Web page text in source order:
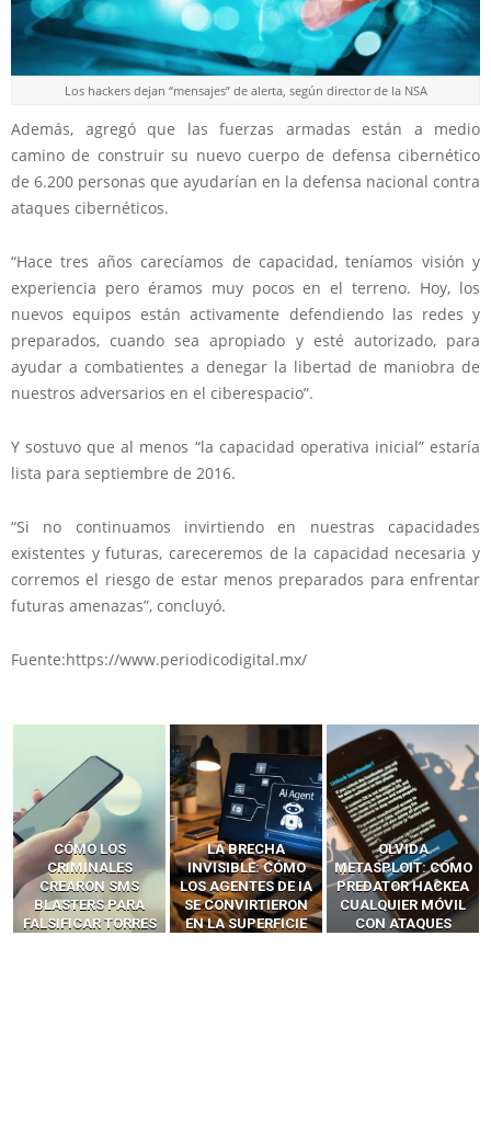
Los hackers dejan “mensajes” de alerta, según director de la NSA
Además, agregó que las fuerzas armadas están a medio
camino de construir su nuevo cuerpo de defensa cibernético
de 6.200 personas que ayudarían en la defensa nacional contra
ataques cibernéticos.
“Hace tres años carecíamos de capacidad, teníamos visión y
experiencia pero éramos muy pocos en el terreno. Hoy, los
nuevos equipos están activamente defendiendo las redes y
preparados, cuando sea apropiado y esté autorizado, para
ayudar a combatientes a denegar la libertad de maniobra de
nuestros adversarios en el ciberespacio”.
Y sostuvo que al menos “la capacidad operativa inicial” estaría
lista para septiembre de 2016.
“Si no continuamos invirtiendo en nuestras capacidades
existentes y futuras, careceremos de la capacidad necesaria y
corremos el riesgo de estar menos preparados para enfrentar
futuras amenazas”, concluyó.
Fuente:https://www.periodicodigital.mx/
LA BRECHA
INVISIBLE: CÓMO
LOS AGENTES DE IA
SE CONVIRTIERON
EN LA SUPERFICIE
OLVIDA
METASPLOIT: CÓMO
PREDATOR HACKEA
CUALQUIER MÓVIL
CON ATAQUES
CÓMO LOS HACKERS
INTERCEPTAN OTPS
Y LLAMADAS
MÓVILES SIN
‘HACKEAR’ — EL